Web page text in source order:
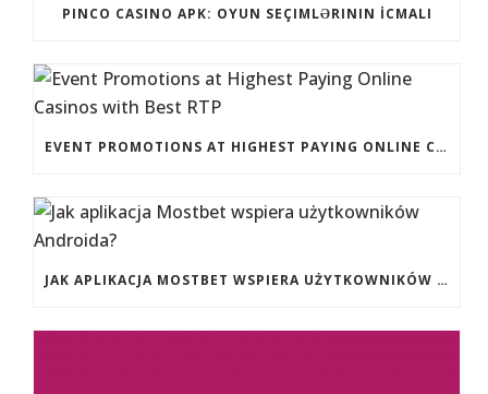
PINCO CASINO APK: OYUN SEÇIMLƏRININ İCMALI
EVENT PROMOTIONS AT HIGHEST PAYING ONLINE CASINOS WITH BEST RTP
JAK APLIKACJA MOSTBET WSPIERA UŻYTKOWNIKÓW ANDROIDA?